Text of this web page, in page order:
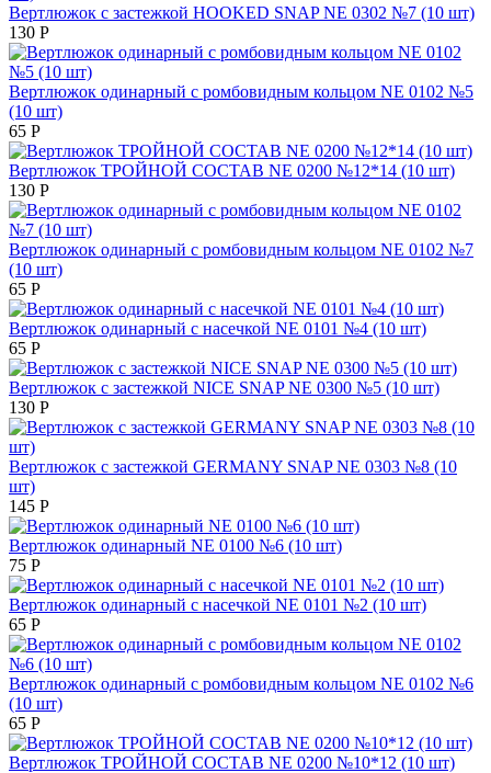
Вертлюжок с застежкой HOOKED SNAP NE 0302 №7 (10 шт)
130 Р
Вертлюжок одинарный с ромбовидным кольцом NE 0102 №5
(10 шт)
65 Р
Вертлюжок ТРОЙНОЙ СОСТАВ NE 0200 №12*14 (10 шт)
130 Р
Вертлюжок одинарный с ромбовидным кольцом NE 0102 №7
(10 шт)
65 Р
Вертлюжок одинарный с насечкой NE 0101 №4 (10 шт)
65 Р
Вертлюжок с застежкой NICE SNAP NE 0300 №5 (10 шт)
130 Р
Вертлюжок с застежкой GERMANY SNAP NE 0303 №8 (10
шт)
145 Р
Вертлюжок одинарный NE 0100 №6 (10 шт)
75 Р
Вертлюжок одинарный с насечкой NE 0101 №2 (10 шт)
65 Р
Вертлюжок одинарный с ромбовидным кольцом NE 0102 №6
(10 шт)
65 Р
Вертлюжок ТРОЙНОЙ СОСТАВ NE 0200 №10*12 (10 шт)